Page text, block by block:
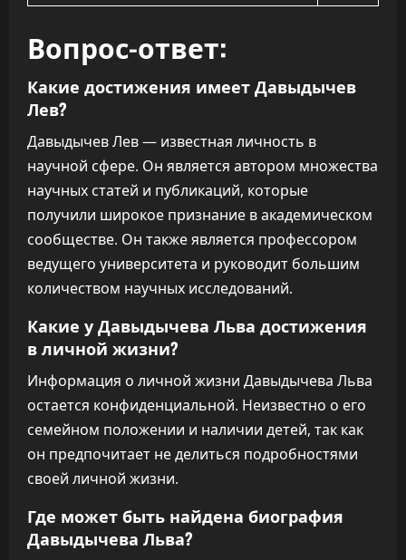
Вопрос-ответ:
Какие достижения имеет Давыдычев
Лев?
Давыдычев Лев — известная личность в
научной сфере. Он является автором множества
научных статей и публикаций, которые
получили широкое признание в академическом
сообществе. Он также является профессором
ведущего университета и руководит большим
количеством научных исследований.
Какие у Давыдычева Льва достижения
в личной жизни?
Информация о личной жизни Давыдычева Льва
остается конфиденциальной. Неизвестно о его
семейном положении и наличии детей, так как
он предпочитает не делиться подробностями
своей личной жизни.
Где может быть найдена биография
Давыдычева Льва?